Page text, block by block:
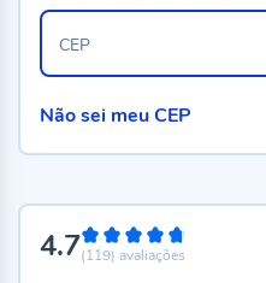
4.794%
(119) avaliações
CEP
Não sei meu CEP